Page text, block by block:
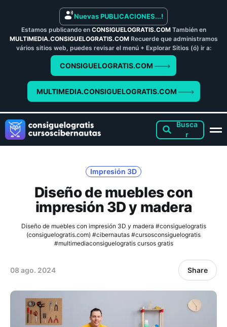
Nuevas PUBLICACIONES...!
Estamos publicando en CONSIGUELOGRATIS.COMTambién en
MULTIMEDIA.CONSIGUELOGRATIS.COMRecuerde que administramos
vários sitios web, puedes revisar el menú + Explorar Sitios (ó) ir a:
CONSIGUELOGRATIS.COM
MULTIMEDIA.CONSIGUELOGRATIS.COM
Impresión 3D
Diseño de muebles con
impresión 3D y madera
Diseño de muebles con impresión 3D y madera #consiguelogratis
(consiguelogratis.com) #cibernautas #cursosconsiguelogratis
#multimediaconsiguelogratis cursos gratis
08 ago. 2024 Share